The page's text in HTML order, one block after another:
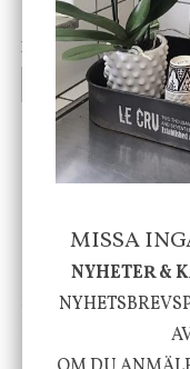
199 kr
INFO KÖP
House Doctor
Skål, Hands marmor
-20%
MISSA
NYHETER &